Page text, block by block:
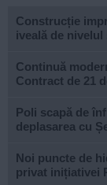
Construcție
iveală de
Continuă
Contract de 21
Poli scapă de
deplasarea cu
Noi puncte de
privat inițiativei